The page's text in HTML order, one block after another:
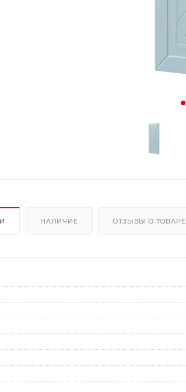
НАЛИЧИЕ ОТЗЫВЫ О ТОВАРЕ